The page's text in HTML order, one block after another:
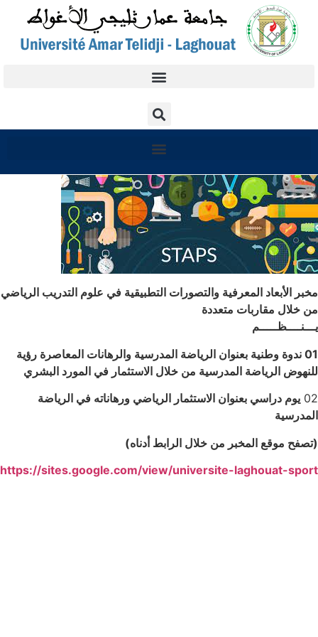
مخبر الأبعاد المعرفية والتصورات التطبيقية في علوم التدريب الرياضي
من خلال مقاربات متعددة
يـــنــــظـــــم
01 ندوة وطنية بعنوان
الرياضة المدرسية والرهانات المعاصرة رؤية
للنهوض الرياضة المدرسية من خلال الاستثمار في المورد البشري
02 يوم دراسي بعنوان الاستثمار الرياضي ورهاناته في الرياضة
المدرسية
(تصفح موقع المخبر من خلال الرابط أدناه)
https://sites.google.com/view/universite-laghouat-sport